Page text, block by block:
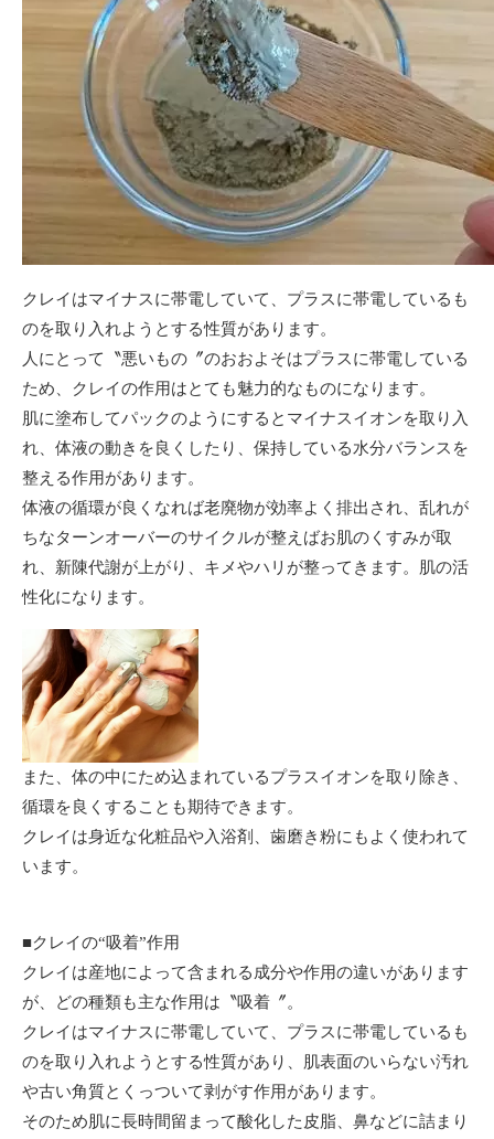
クレイはマイナスに帯電していて、プラスに帯電しているも
のを取り入れようとする性質があります。
人にとって〝悪いもの〞のおおよそはプラスに帯電している
ため、クレイの作用はとても魅力的なものになります。
肌に塗布してパックのようにするとマイナスイオンを取り入
れ、体液の動きを良くしたり、保持している水分バランスを
整える作用があります。
体液の循環が良くなれば老廃物が効率よく排出され、乱れが
ちなターンオーバーのサイクルが整えばお肌のくすみが取
れ、新陳代謝が上がり、キメやハリが整ってきます。肌の活
性化になります。
また、体の中にため込まれているプラスイオンを取り除き、
循環を良くすることも期待できます。
クレイは身近な化粧品や入浴剤、歯磨き粉にもよく使われて
います。
■クレイの“吸着”作用
クレイは産地によって含まれる成分や作用の違いがあります
が、どの種類も主な作用は〝吸着〞。
クレイはマイナスに帯電していて、プラスに帯電しているも
のを取り入れようとする性質があり、肌表面のいらない汚れ
や古い角質とくっついて剥がす作用があります。
そのため肌に長時間留まって酸化した皮脂、鼻などに詰まり